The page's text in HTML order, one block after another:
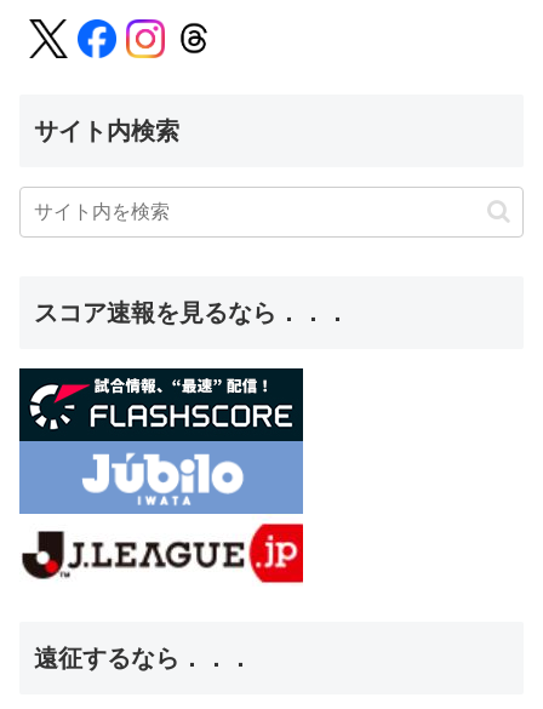
サイト内検索
スコア速報を見るなら．．．
遠征するなら．．．